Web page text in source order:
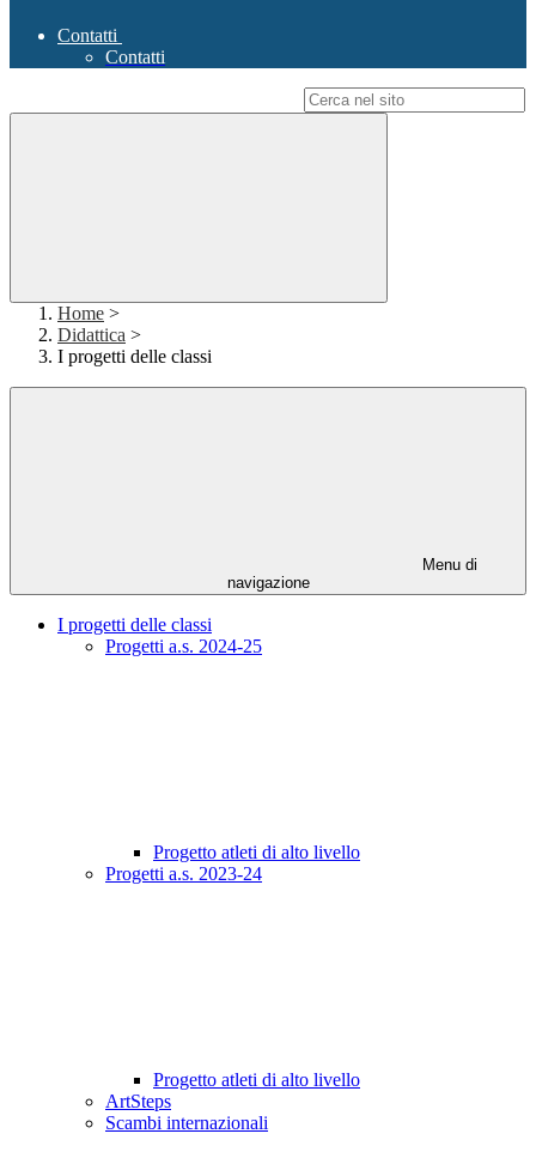
Contatti
Contatti
Home >
Didattica >
I progetti delle classi
Menu di
navigazione
I progetti delle classi
Progetti a.s. 2024-25
Progetto atleti di alto livello
Progetti a.s. 2023-24
Progetto atleti di alto livello
ArtSteps
Scambi internazionali